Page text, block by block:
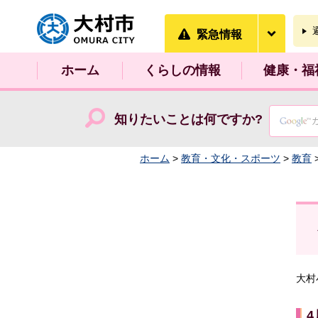
大村市
緊急情報
ホーム くらしの情報 健康・福
知りたいことは何ですか?
ホーム > 教育・文化・スポーツ > 教育
大